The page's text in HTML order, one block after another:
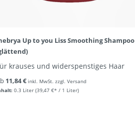
Up to you Liss Smoothing Shampoo
krauses und widerspenstiges Haar
0.3 Liter (39,47 €* / 1 Liter)
11,84 € inkl. MwSt. zzgl. Versand